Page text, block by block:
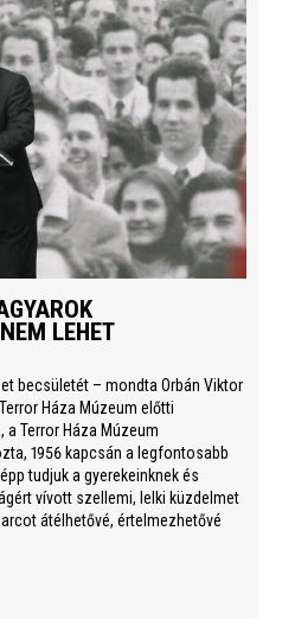
LEHET
becsületét – mondta Orbán Viktor
Háza Múzeum előtti
Terror Háza Múzeum
1956 kapcsán a legfontosabb
tudjuk a gyerekeinknek és
vívott szellemi, lelki küzdelmet
átélhetővé, értelmezhetővé